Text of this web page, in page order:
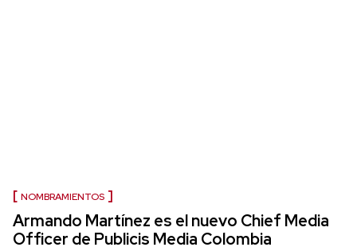
NOMBRAMIENTOS
Armando Martínez es el nuevo Chief Media
Officer de Publicis Media Colombia